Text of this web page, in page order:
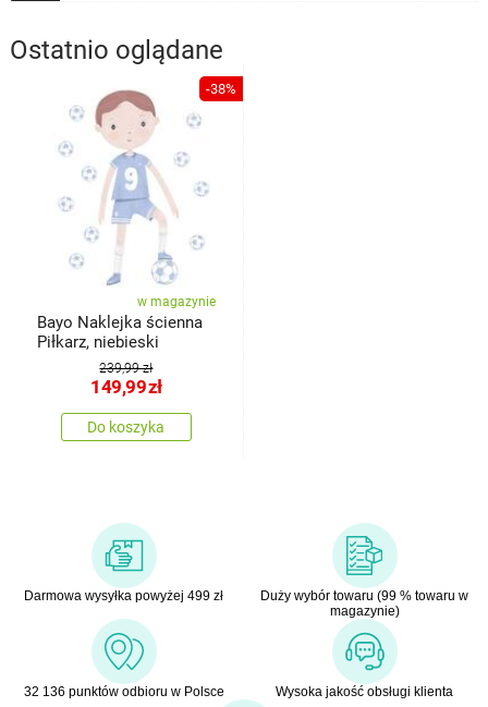
Ostatnio oglądane
-38%
w magazynie
Bayo Naklejka ścienna
Piłkarz, niebieski
239,99 zł
149,99zł
Do koszyka
Darmowa wysyłka powyżej 499 zł
Duży wybór towaru (99 % towaru w
magazynie)
32 136 punktów odbioru w Polsce Wysoka jakość obsługi klienta